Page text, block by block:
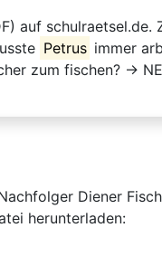
auf schulraetsel.de.
Petrus immer
zum fischen? →
Diener
herunterladen: